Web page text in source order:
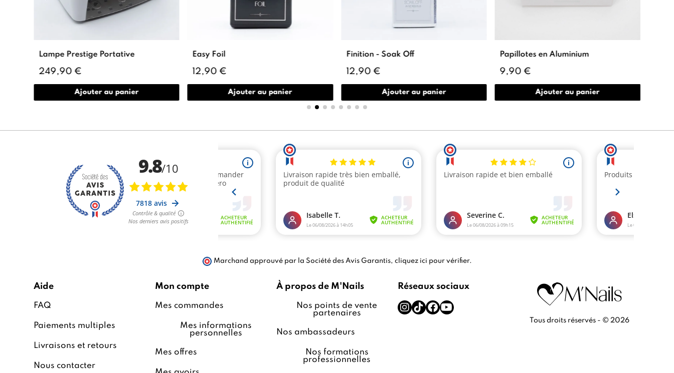
Lampe Prestige Portative
249,90 €
Ajouter au panier
Easy Foil
12,90 €
Ajouter au panier
Finition - Soak Off
12,90 €
Ajouter au panier
Papillotes en Aluminium
9,90 €
Ajouter au panier
Marchand approuvé par la Société des Avis Garantis, cliquez ici pour vérifier.
Aide
FAQ
Paiements multiples
Livraisons et retours
Nous contacter
Mon compte
Mes commandes
Mes informations
personnelles
Mes offres
À propos de M'Nails
Nos points de vente
partenaires
Nos ambassadeurs
Nos formations
professionnelles
Réseaux sociaux
Tous droits réservés - © 2026